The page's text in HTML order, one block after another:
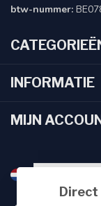
btw-nummer:
INFORMATIE
MIJN